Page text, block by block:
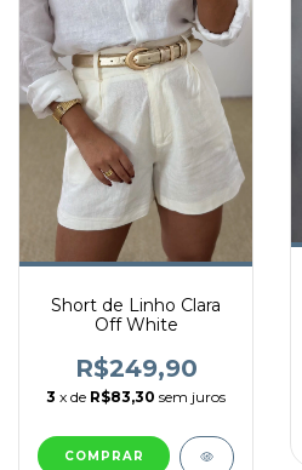
Short de Linho Clara
Off White
R$249,90
3 x de R$83,30 sem juros
COMPRAR